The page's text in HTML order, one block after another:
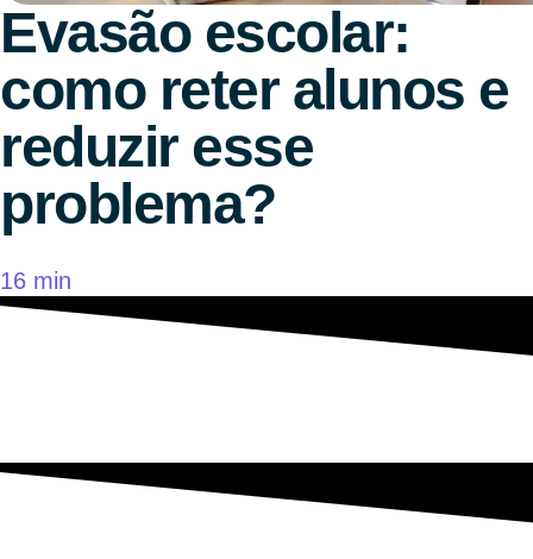
Evasão escolar:
como reter alunos e
reduzir esse
problema?
16 min